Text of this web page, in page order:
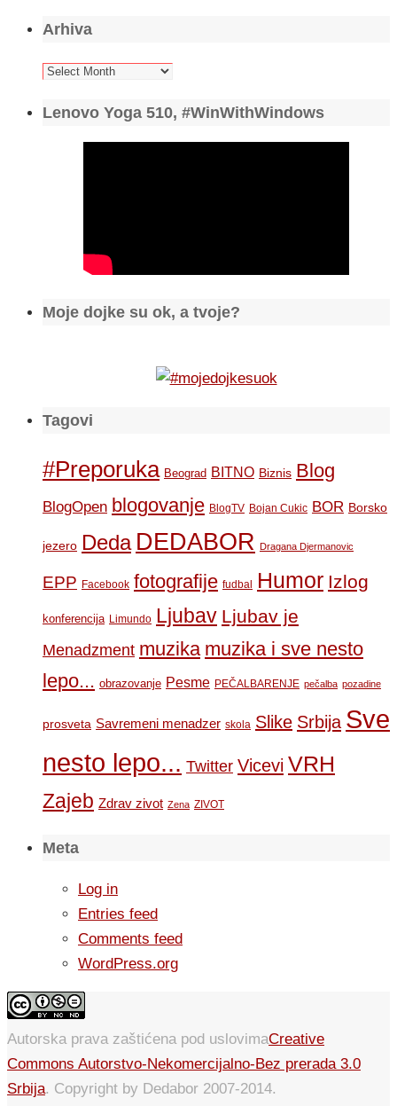
Arhiva
Arhiva
Lenovo Yoga 510, #WinWithWindows
Moje dojke su ok, a tvoje?
Tagovi
#Preporuka Beograd BITNO Biznis Blog
BlogOpen blogovanje BlogTV Bojan Cukic BOR Borsko
jezero Deda DEDABOR Dragana Djermanovic
EPP Facebook fotografije fudbal Humor Izlog
konferencija Limundo Ljubav Ljubav je
Menadzment muzika muzika i sve nesto
lepo... obrazovanje Pesme PEČALBARENJE pečalba pozadine
prosveta Savremeni menadzer skola Slike Srbija Sve
nesto lepo... Twitter Vicevi VRH
Zajeb Zdrav zivot Zena ZIVOT
Meta
Log in
Entries feed
Comments feed
WordPress.org
Autorska prava zaštićena pod uslovimaCreative
Commons Autorstvo-Nekomercijalno-Bez prerada 3.0
Srbija. Copyright by Dedabor 2007-2014.